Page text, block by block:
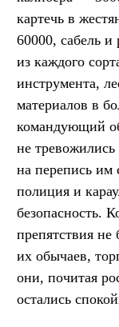
картечь в
60000, сабель и
из каждого
инструмента,
материалов в
командующий
не
на перепись им
полиция и
безопасность.
препятствия
их обычаев,
они, почитая
остались